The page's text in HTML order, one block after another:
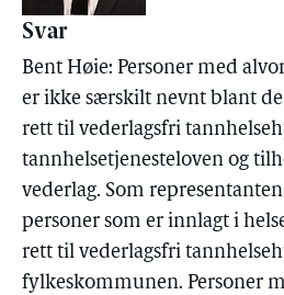
Svar
Bent Høie: Personer med
er ikke særskilt nevnt blant
rett til vederlagsfri
tannhelsetjenesteloven og
vederlag. Som
personer som er innlagt i
rett til vederlagsfri
fylkeskommunen. Personer